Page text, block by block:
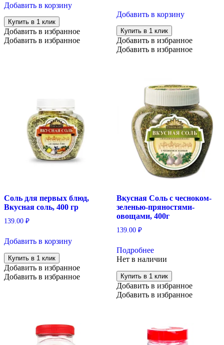
Добавить в корзину
Купить в 1 клик
Добавить в избранное
Добавить в избранное
Добавить в корзину
Купить в 1 клик
Добавить в избранное
Добавить в избранное
Соль для первых блюд,
Вкусная соль, 400 гр
139.00 ₽
Добавить в корзину
Купить в 1 клик
Добавить в избранное
Добавить в избранное
Вкусная Соль с чесноком-
зеленью-пряностями-
овощами, 400г
139.00 ₽
Подробнее
Нет в наличии
Купить в 1 клик
Добавить в избранное
Добавить в избранное